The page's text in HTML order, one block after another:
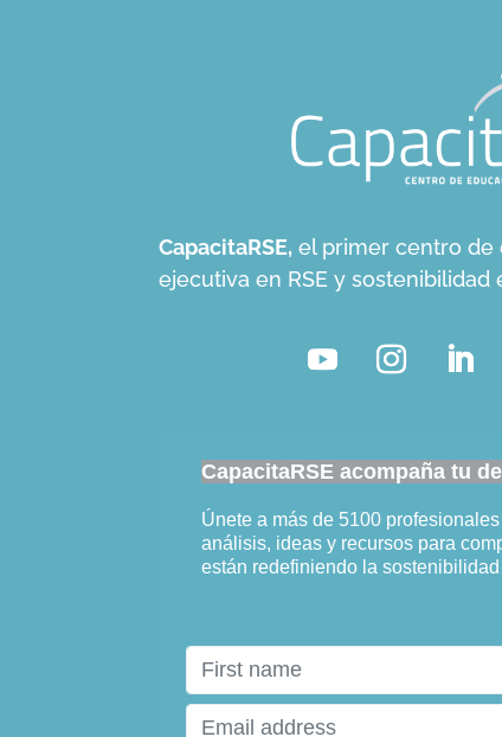
CapacitaRSE, el primer centro de
ejecutiva en RSE y sostenibilidad
CapacitaRSE acompaña tu
Únete a más de 5100
análisis, ideas y recursos para
están redefiniendo la